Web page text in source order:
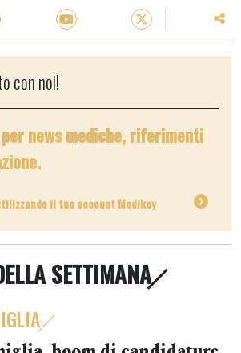
con noi!
news mediche, riferimenti
il tuo account Medikey
SETTIMANA